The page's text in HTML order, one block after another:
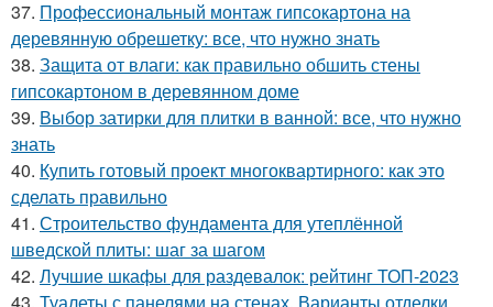
37. Профессиональный монтаж гипсокартона на
деревянную обрешетку: все, что нужно знать
38. Защита от влаги: как правильно обшить стены
гипсокартоном в деревянном доме
39. Выбор затирки для плитки в ванной: все, что нужно
знать
40. Купить готовый проект многоквартирного: как это
сделать правильно
41. Строительство фундамента для утеплённой
шведской плиты: шаг за шагом
42. Лучшие шкафы для раздевалок: рейтинг ТОП-2023